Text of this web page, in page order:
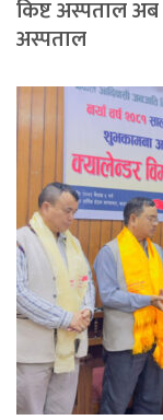
किष्ट अस्पताल अब
अस्पताल